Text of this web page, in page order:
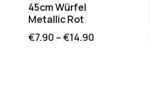
45cm Würfel
Metallic Rot
€7.90 –€14.90